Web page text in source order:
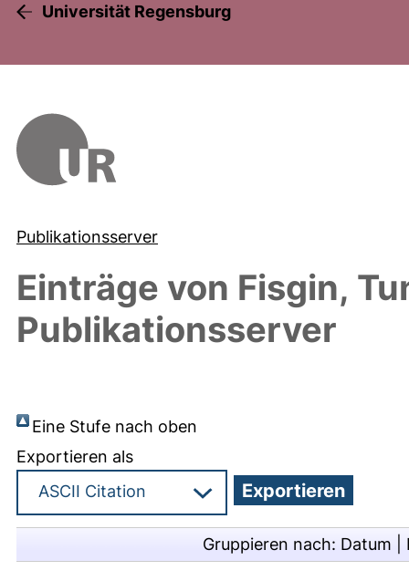
Universität Regensburg
Publikationsserver
Einträge von Fisgin,
Publikationsserver
Eine Stufe nach oben
Exportieren als
Gruppieren nach: Datum